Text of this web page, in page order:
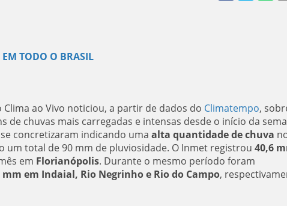
TODO O BRASIL
ao Vivo noticiou, a partir de dados do Climatempo,
de chuvas mais carregadas e intensas desde o início da
concretizaram indicando uma alta quantidade de chuva
um total de 90 mm de pluviosidade. O Inmet registrou 40,6
em Florianópolis. Durante o mesmo período foram
mm em Indaial, Rio Negrinho e Rio do Campo,